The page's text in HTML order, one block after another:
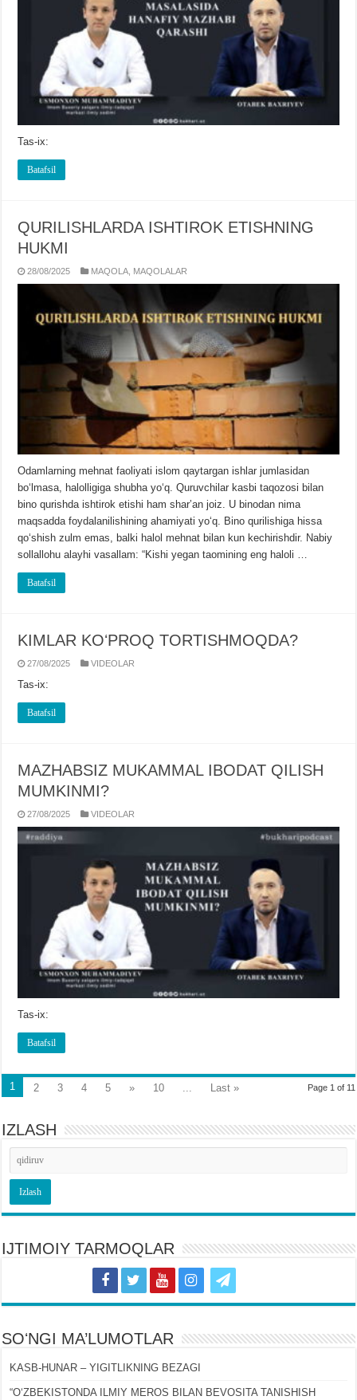
Tas-ix:
Batafsil
QURILISHLARDA ISHTIROK ETISHNING
HUKMI
28/08/2025 MAQOLA MAQOLALAR
Odamlarning mehnat faoliyati islom qaytargan ishlar jumlasidan
boʻlmasa, halolligiga shubha yoʻq. Quruvchilar kasbi taqozosi bilan
bino qurishda ishtirok etishi ham sharʼan joiz. U binodan nima
maqsadda foydalanilishining ahamiyati yoʻq. Bino qurilishiga hissa
qoʻshish zulm emas, balki halol mehnat bilan kun kechirishdir. Nabiy
sollallohu alayhi vasallam: “Kishi yegan taomining eng haloli …
Batafsil
KIMLAR KOʻPROQ TORTISHMOQDA?
27/08/2025 VIDЕOLAR
Tas-ix:
Batafsil
MAZHABSIZ MUKAMMAL IBODAT QILISH
MUMKINMI?
27/08/2025 VIDЕOLAR
Tas-ix:
Batafsil
Page 1 of 11
1 2 3 4 5 » 10 ... Last »
IZLASH
IJTIMOIY TARMOQLAR
SOʻNGI MA’LUMOTLAR
KASB-HUNAR – YIGITLIKNING BEZAGI
“OʻZBEKISTONDA ILMIY MEROS BILAN BEVOSITA TANISHISH